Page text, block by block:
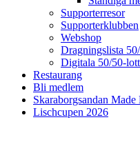
Supporterresor
Supporterklubben
Webshop
Dragningslista
Digitala 50/50-
Restaurang
Bli medlem
Skaraborgsandan
Lischcupen 2026